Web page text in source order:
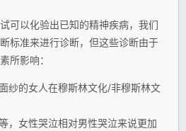
可以化验出已知的精神疾病，我们
标准来进行诊断，但这些诊断由于
所影响：
纱的女人在穆斯林文化/非穆斯林文
，女性哭泣相对男性哭泣来说更加